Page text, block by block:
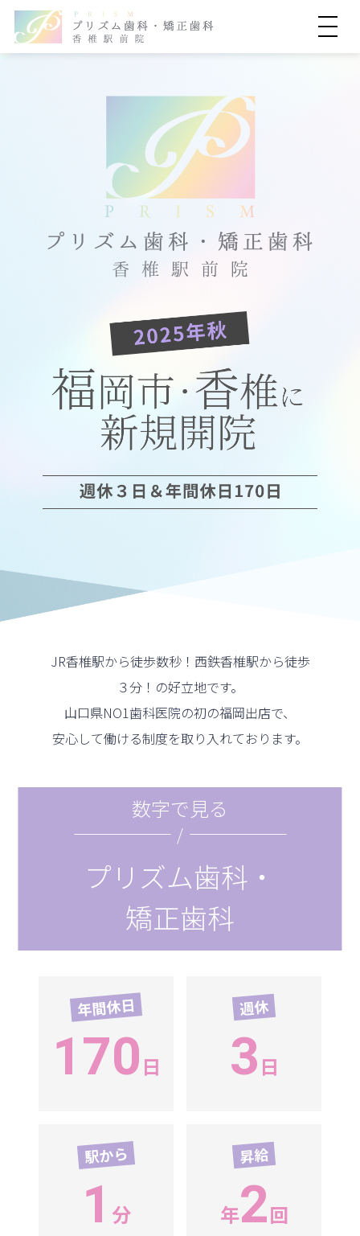
JR香椎駅から徒歩数秒！西鉄香椎駅から徒歩
３分！の好立地です。
山口県NO1歯科医院の初の福岡出店で、
安心して働ける制度を取り入れております。
数字で見る
/
プリズム歯科・
矯正歯科
年間休日
170 日
週休
3 日
駅から
1 分
昇給
年2回